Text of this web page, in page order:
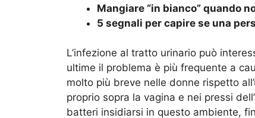
Mangiare “in bianco” quando
5 segnali per capire se una
L’infezione al tratto urinario può
ultime il problema è più frequente a
molto più breve nelle donne rispetto
proprio sopra la vagina e nei pressi
batteri insidiarsi in questo ambiente,